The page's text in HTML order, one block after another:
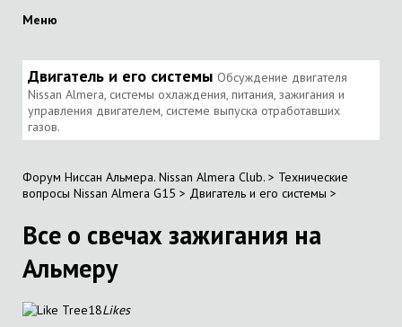
Меню
Двигатель и его системы Обсуждение двигателя
Nissan Almera, системы охлаждения, питания, зажигания и
управления двигателем, системе выпуска отработавших
газов.
Форум Ниссан Альмера. Nissan Almera Club. > Технические
вопросы Nissan Almera G15 > Двигатель и его системы >
Все о свечах зажигания на
Альмеру
18Likes